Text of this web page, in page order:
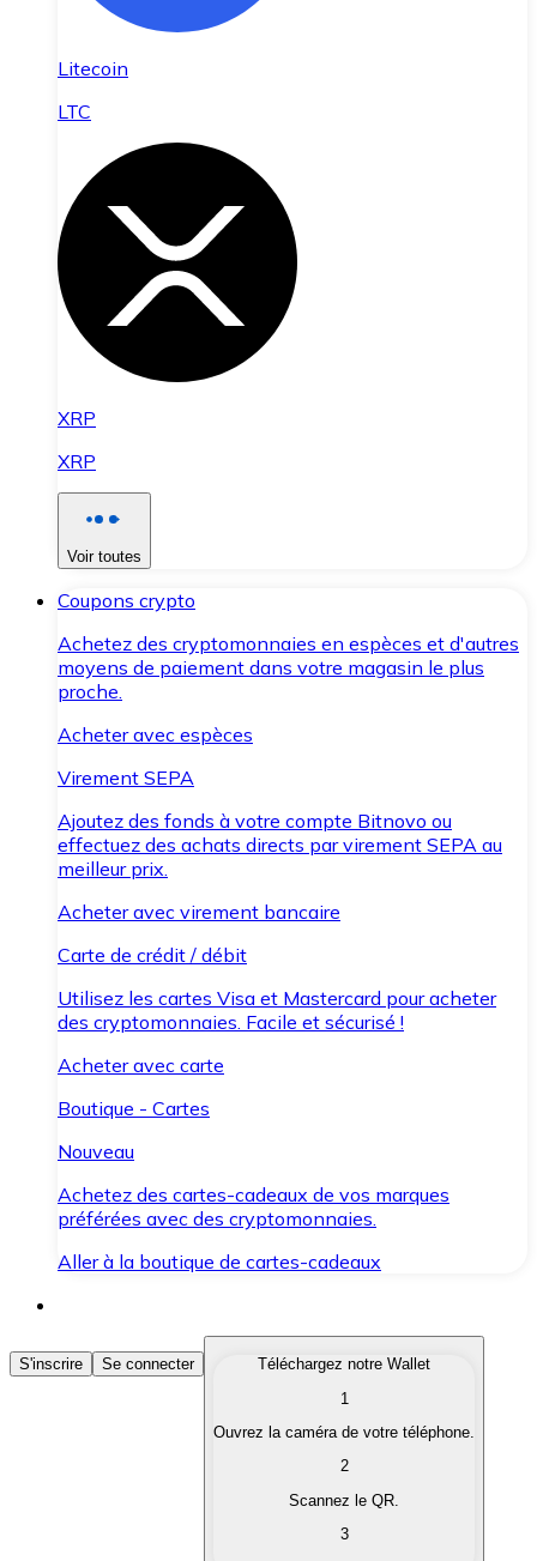
Litecoin
LTC
XRP
XRP
Voir toutes
Coupons crypto
Achetez des cryptomonnaies en espèces et d'autres
moyens de paiement dans votre magasin le plus
proche.
Acheter avec espèces
Virement SEPA
Ajoutez des fonds à votre compte Bitnovo ou
effectuez des achats directs par virement SEPA au
meilleur prix.
Acheter avec virement bancaire
Carte de crédit / débit
Utilisez les cartes Visa et Mastercard pour acheter
des cryptomonnaies. Facile et sécurisé !
Acheter avec carte
Boutique - Cartes
Nouveau
Achetez des cartes-cadeaux de vos marques
préférées avec des cryptomonnaies.
Aller à la boutique de cartes-cadeaux
Acheter des Cryptomonnaies
Achetez les cryptomonnaies qui vous intéressent
Convertissez vos cryptomonnaies en monnaie
S'inscrire Se connecter
Téléchargez notre Wallet
1
Ouvrez la caméra de votre téléphone.
2
Scannez le QR.
3